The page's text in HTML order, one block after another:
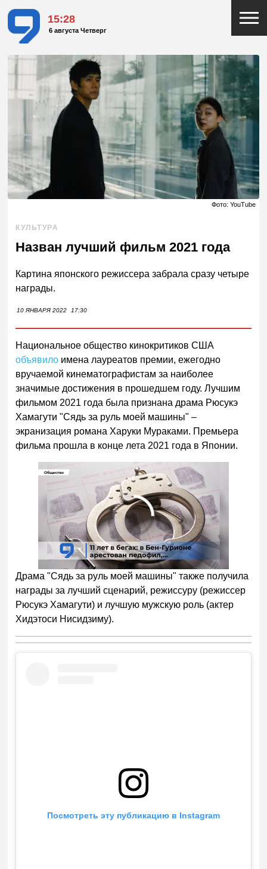
15:28
6 августа Четверг
Фото: YouTube
КУЛЬТУРА
Назван лучший фильм 2021 года
Картина японского режиссера забрала сразу четыре
награды.
10 ЯНВАРЯ 2022 17:30
Национальное общество кинокритиков США
объявило имена лауреатов премии, ежегодно
вручаемой кинематографистам за наиболее
значимые достижения в прошедшем году. Лучшим
фильмом 2021 года была признана драма Рюсукэ
Хамагути "Сядь за руль моей машины" –
экранизация романа Харуки Мураками. Премьера
фильма прошла в конце лета 2021 года в Японии.
00:00/01:00
Драма "Сядь за руль моей машины" также получила
награды за лучший сценарий, режиссуру (режиссер
Рюсукэ Хамагути) и лучшую мужскую роль (актер
Хидэтоси Нисидзиму).
Посмотреть эту публикацию в Instagram